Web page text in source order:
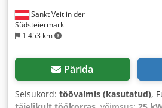
Sankt Veit in der
Südsteiermark
1 453 km
Pärida
Seisukord: töövalmis (kasutatud),